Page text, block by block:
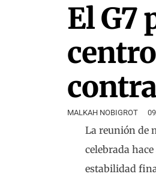
El G7
MALKAH NOBIGROT
La reunión de
celebrada
estabilidad